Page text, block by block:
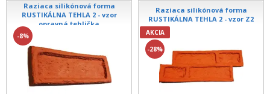
Raziaca silikónová forma
RUSTIKÁLNA TEHLA 2 - vzor
opravná tehlička
-8%
Raziaca silikónová forma
RUSTIKÁLNA TEHLA 2 - vzor Z2
AKCIA
-28%